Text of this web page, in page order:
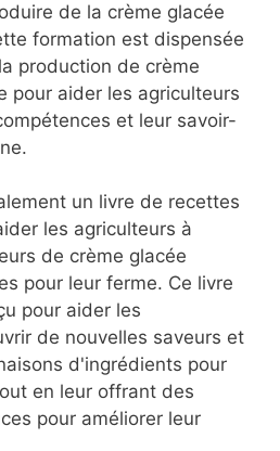
de la crème glacée
formation est dispensée
production de crème
pour aider les agriculteurs
et leur savoir-
un livre de recettes
les agriculteurs à
de crème glacée
pour leur ferme. Ce livre
pour aider les
de nouvelles saveurs et
d'ingrédients pour
en leur offrant des
pour améliorer leur